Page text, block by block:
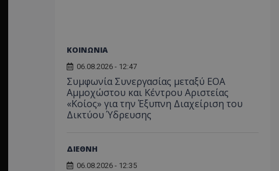
ΚΟΙΝΩΝΙΑ
06.08.2026 - 12:47
Συμφωνία Συνεργασίας μεταξύ ΕΟΑ
Αμμοχώστου και Κέντρου Αριστείας
«Κοίος» για την Έξυπνη Διαχείριση του
Δικτύου Ύδρευσης
ΔΙΕΘΝΗ
06.08.2026 - 12:35